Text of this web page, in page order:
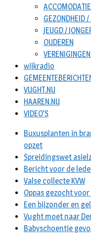
GEZONDHEID /
JEUGD /
OUDEREN
wijkradio
VUGHT.NU
HAAREN.NU
VIDEO’S
Buxusplanten in
opzet
Spreidingswet
Bericht voor de
Valse collecte KVW
Oppas gezocht
Een bijzonder en
Vught moet naar
Babyschoentje